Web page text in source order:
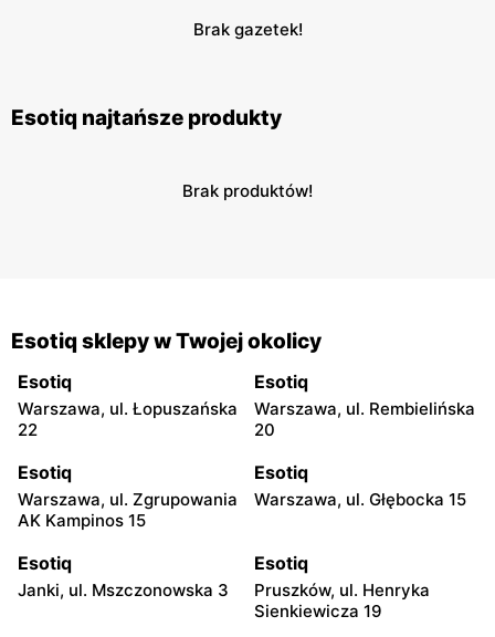
Brak gazetek!
Esotiq najtańsze produkty
Brak produktów!
Esotiq sklepy w Twojej okolicy
Esotiq
Warszawa, ul. Łopuszańska
22
Esotiq
Warszawa, ul. Rembielińska
20
Esotiq
Warszawa, ul. Zgrupowania
AK Kampinos 15
Esotiq
Warszawa, ul. Głębocka 15
Esotiq
Janki, ul. Mszczonowska 3
Esotiq
Pruszków, ul. Henryka
Sienkiewicza 19